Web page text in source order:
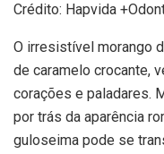
Crédito: Hapvida
O irresistível morango
de caramelo crocante,
corações e paladares.
por trás da aparência
guloseima pode se